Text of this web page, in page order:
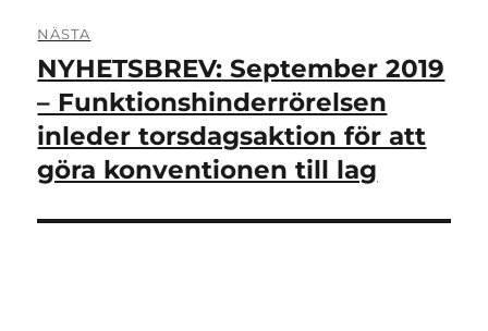
NÄSTA
Nästa
inlägg:
NYHETSBREV: September 2019
– Funktionshinderrörelsen
inleder torsdagsaktion för att
göra konventionen till lag